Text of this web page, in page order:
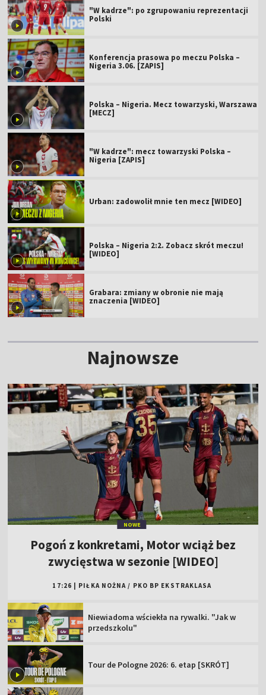
"W kadrze": po zgrupowaniu reprezentacji
Polski
Konferencja prasowa po meczu Polska –
Nigeria 3.06. [ZAPIS]
Polska – Nigeria. Mecz towarzyski, Warszawa
[MECZ]
"W kadrze": mecz towarzyski Polska –
Nigeria [ZAPIS]
Urban: zadowolił mnie ten mecz [WIDEO]
Polska – Nigeria 2:2. Zobacz skrót meczu!
[WIDEO]
Grabara: zmiany w obronie nie mają
znaczenia [WIDEO]
Najnowsze
NOWE
Pogoń z konkretami, Motor wciąż bez
zwycięstwa w sezonie [WIDEO]
17:26 PIŁKA NOŻNA / PKO BP EKSTRAKLASA
Niewiadoma wściekła na rywalki. "Jak w
przedszkolu"
Tour de Pologne 2026: 6. etap [SKRÓT]